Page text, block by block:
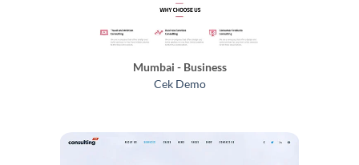
Mumbai - Business
Cek Demo